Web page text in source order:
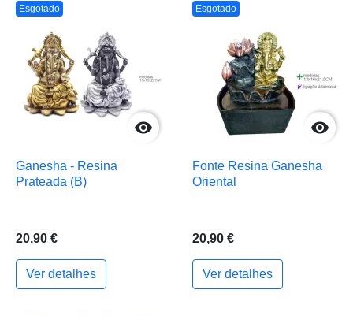
Esgotado

Ganesha - Resina
Prateada (B)
20,90 €
Ver detalhes
Esgotado

Fonte Resina Ganesha
Oriental
20,90 €
Ver detalhes